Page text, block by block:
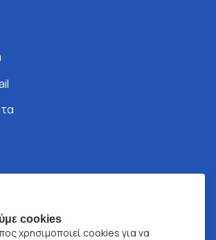
cookies
χρησιμοποιεί cookies για να